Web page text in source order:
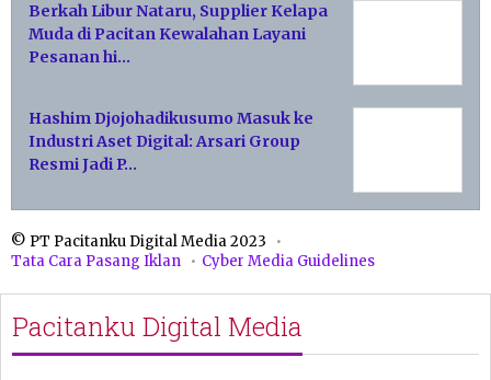
Berkah Libur Nataru, Supplier Kelapa
Muda di Pacitan Kewalahan Layani
Pesanan hi…
Hashim Djojohadikusumo Masuk ke
Industri Aset Digital: Arsari Group
Resmi Jadi P…
© PT Pacitanku Digital Media 2023
Tata Cara Pasang Iklan
Cyber Media Guidelines
Pacitanku Digital Media